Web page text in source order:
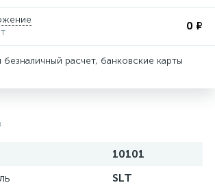
0 ₽
расчет, банковские карты
10101
SLT